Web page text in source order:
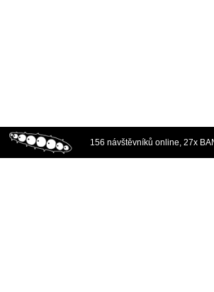
156 návštěvníků online, 27x